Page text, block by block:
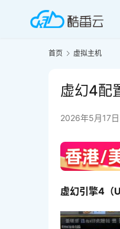
首页 虚拟主机
虚幻4配
2026年5月17
虚幻引擎4（